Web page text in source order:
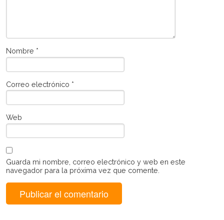
Nombre *
Correo electrónico *
Web
Guarda mi nombre, correo electrónico y web en este
navegador para la próxima vez que comente.